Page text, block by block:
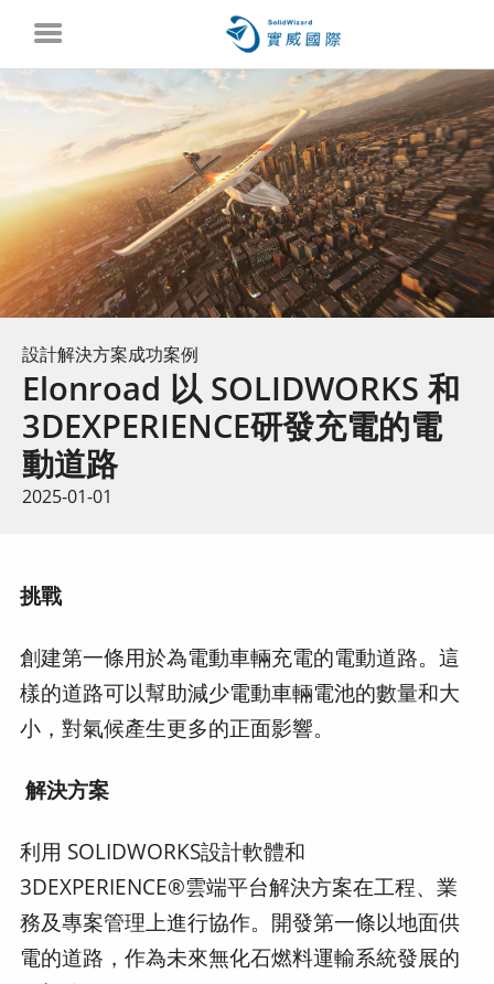
設計解決方案成功案例
Elonroad 以 SOLIDWORKS 和
3DEXPERIENCE研發充電的電
動道路
2025-01-01
挑戰
創建第一條用於為電動車輛充電的電動道路。這
樣的道路可以幫助減少電動車輛電池的數量和大
小，對氣候產生更多的正面影響。
解決方案
利用 SOLIDWORKS設計軟體和
3DEXPERIENCE®雲端平台解決方案在工程、業
務及專案管理上進行協作。開發第一條以地面供
電的道路，作為未來無化石燃料運輸系統發展的